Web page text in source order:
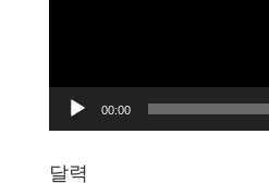
00:00
달력